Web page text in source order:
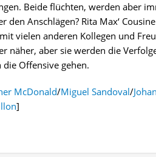
Beide flüchten, werden aber
Anschlägen? Rita Max‘
vielen anderen Kollegen und
näher, aber sie werden die
Offensive gehen.
McDonald/Miguel Sandoval/
]